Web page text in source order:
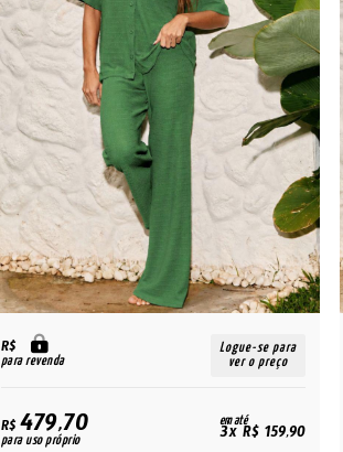
R$
para revenda
Logue-se para
ver o preço
R$479,70
para uso próprio
em até
3x R$ 159,90